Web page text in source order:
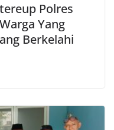
Polres
Yang
Berkelahi